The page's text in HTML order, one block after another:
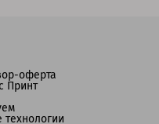
оферта
Принт